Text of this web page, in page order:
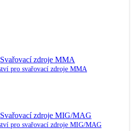
Svařovací zdroje MMA
pro svařovací zdroje MMA
Svařovací zdroje MIG/MAG
pro svařovací zdroje MIG/MAG